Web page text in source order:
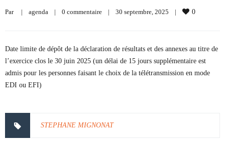
Par | agenda | 0 commentaire | 30 septembre, 2025 | 0
Date limite de dépôt de la déclaration de résultats et des annexes au titre de
l’exercice clos le 30 juin 2025 (un délai de 15 jours supplémentaire est
admis pour les personnes faisant le choix de la télétransmission en mode
EDI ou EFI)
STEPHANE MIGNONAT